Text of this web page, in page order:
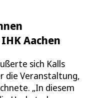
Aachen
sich Kalls
die Veranstaltung,
„In diesem